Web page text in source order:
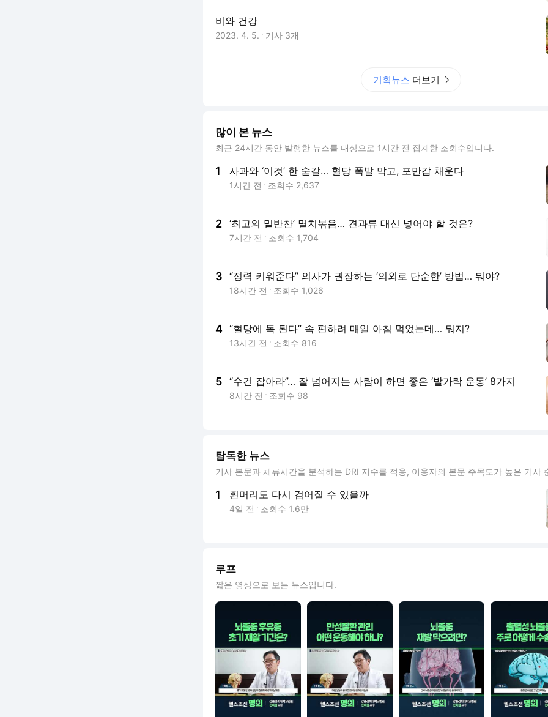
비와 건강
2023. 4. 5. 기사 3개
기획뉴스 더보기
많이 본 뉴스
최근 24시간 동안 발행한 뉴스를 대상으로 1시간 전 집계한 조회수입니다.
1 사과와 ‘이것’ 한 숟갈… 혈당 폭발 막고, 포만감 채운다
1시간 전 조회수 2,637
2 ‘최고의 밑반찬’ 멸치볶음… 견과류 대신 넣어야 할 것은?
7시간 전 조회수 1,704
3 “정력 키워준다” 의사가 권장하는 ‘의외로 단순한’ 방법… 뭐야?
18시간 전 조회수 1,026
4 “혈당에 독 된다” 속 편하려 매일 아침 먹었는데… 뭐지?
13시간 전 조회수 816
5 “수건 잡아라”… 잘 넘어지는 사람이 하면 좋은 ‘발가락 운동’ 8가지
8시간 전 조회수 98
탐독한 뉴스
기사 본문과 체류시간을 분석하는 DRI 지수를 적용, 이용자의 본문 주목도가 높은 기사
1 흰머리도 다시 검어질 수 있을까
4일 전 조회수 1.6만
루프
짧은 영상으로 보는 뉴스입니다.